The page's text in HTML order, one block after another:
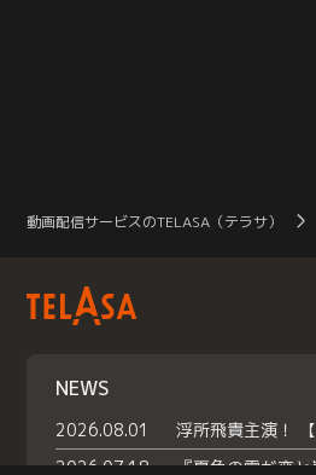
動画配信サービスのTELASA（テラサ）
NEWS
2026.08.01
2026.07.18